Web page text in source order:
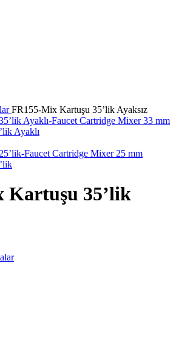
FR155-Mix Kartuşu 35’lik Ayaksız
Ayaklı
Kartuşu 35’lik